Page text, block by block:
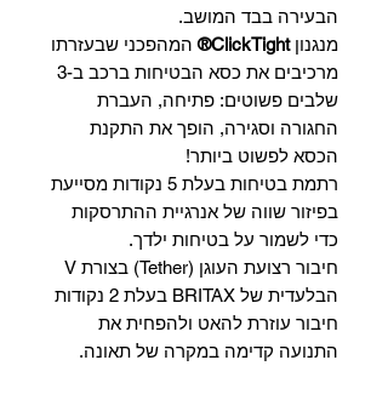
הבעירה בבד המושב.
מנגנוןClickTight®
המהפכני שבעזרתו
מרכיבים את כסא הבטיחות ברכב ב-3
שלבים פשוטים: פתיחה, העברת
החגורה וסגירה, הופך את התקנת
הכסא לפשוט ביותר!
רתמת בטיחות בעלת 5 נקודות מסייעת
בפיזור שווה של אנרגיית ההתרסקות
כדי לשמור על בטיחות ילדך.
חיבור רצועת העוגן (Tether) בצורת V
הבלעדית של BRITAX בעלת 2 נקודות
חיבור עוזרת להאט ולהפחית את
התנועה קדימה במקרה של תאונה.